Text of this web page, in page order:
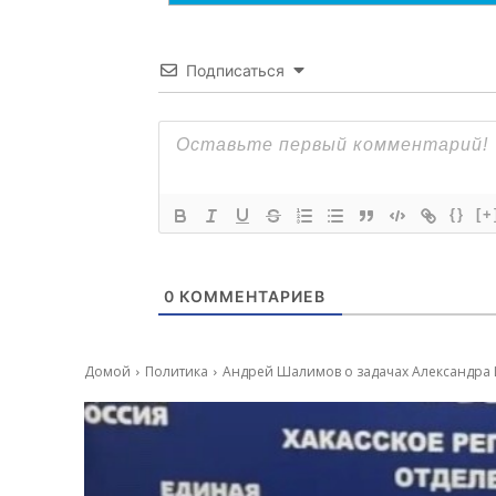
Подписаться
{}
0 КОММЕНТАРИЕВ